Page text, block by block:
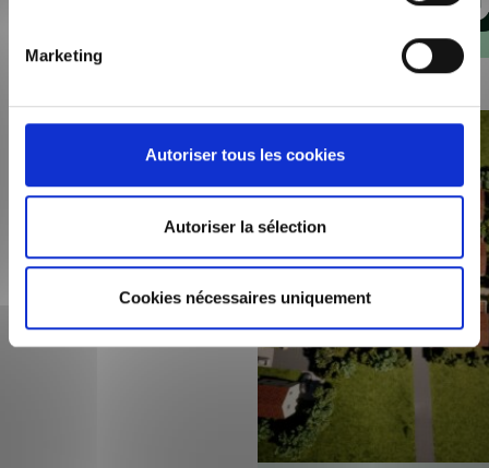
Marketing
Autoriser tous les cookies
Autoriser la sélection
Cookies nécessaires uniquement
Programmes de maison